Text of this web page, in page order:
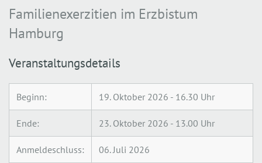
Familienexerzitien im Erzbistum
Hamburg
Veranstaltungsdetails
Beginn: 19. Oktober 2026 - 16.30 Uhr
Ende: 23. Oktober 2026 - 13.00 Uhr
Anmeldeschluss: 06. Juli 2026